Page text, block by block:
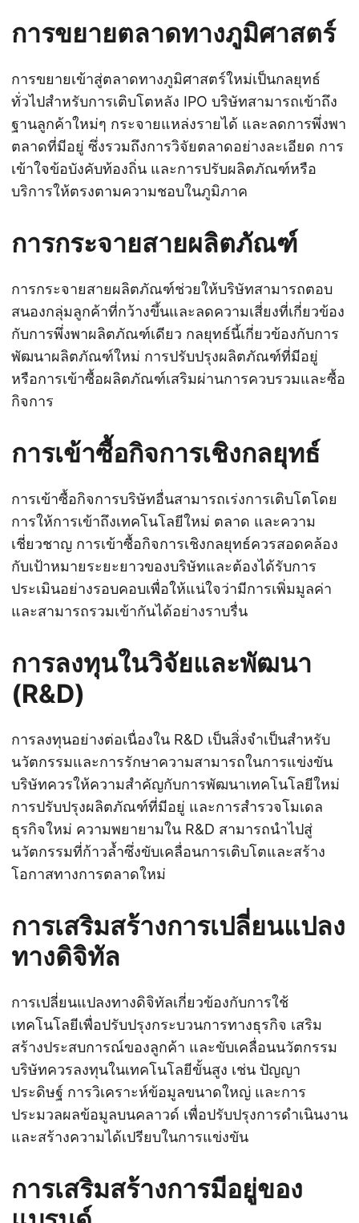
การขยายตลาดทางภูมิศาสตร์
การขยายเข้าสู่ตลาดทางภูมิศาสตร์ใหม่เป็นกลยุทธ์
ทั่วไปสำหรับการเติบโตหลัง IPO บริษัทสามารถเข้าถึง
ฐานลูกค้าใหม่ๆ กระจายแหล่งรายได้ และลดการพึ่งพา
ตลาดที่มีอยู่ ซึ่งรวมถึงการวิจัยตลาดอย่างละเอียด การ
เข้าใจข้อบังคับท้องถิ่น และการปรับผลิตภัณฑ์หรือ
บริการให้ตรงตามความชอบในภูมิภาค
การกระจายสายผลิตภัณฑ์
การกระจายสายผลิตภัณฑ์ช่วยให้บริษัทสามารถตอบ
สนองกลุ่มลูกค้าที่กว้างขึ้นและลดความเสี่ยงที่เกี่ยวข้อง
กับการพึ่งพาผลิตภัณฑ์เดียว กลยุทธ์นี้เกี่ยวข้องกับการ
พัฒนาผลิตภัณฑ์ใหม่ การปรับปรุงผลิตภัณฑ์ที่มีอยู่
หรือการเข้าซื้อผลิตภัณฑ์เสริมผ่านการควบรวมและซื้อ
กิจการ
การเข้าซื้อกิจการเชิงกลยุทธ์
การเข้าซื้อกิจการบริษัทอื่นสามารถเร่งการเติบโตโดย
การให้การเข้าถึงเทคโนโลยีใหม่ ตลาด และความ
เชี่ยวชาญ การเข้าซื้อกิจการเชิงกลยุทธ์ควรสอดคล้อง
กับเป้าหมายระยะยาวของบริษัทและต้องได้รับการ
ประเมินอย่างรอบคอบเพื่อให้แน่ใจว่ามีการเพิ่มมูลค่า
และสามารถรวมเข้ากันได้อย่างราบรื่น
การลงทุนในวิจัยและพัฒนา
(R&D)
การลงทุนอย่างต่อเนื่องใน R&D เป็นสิ่งจำเป็นสำหรับ
นวัตกรรมและการรักษาความสามารถในการแข่งขัน
บริษัทควรให้ความสำคัญกับการพัฒนาเทคโนโลยีใหม่
การปรับปรุงผลิตภัณฑ์ที่มีอยู่ และการสำรวจโมเดล
ธุรกิจใหม่ ความพยายามใน R&D สามารถนำไปสู่
นวัตกรรมที่ก้าวล้ำซึ่งขับเคลื่อนการเติบโตและสร้าง
โอกาสทางการตลาดใหม่
การเสริมสร้างการเปลี่ยนแปลง
ทางดิจิทัล
การเปลี่ยนแปลงทางดิจิทัลเกี่ยวข้องกับการใช้
เทคโนโลยีเพื่อปรับปรุงกระบวนการทางธุรกิจ เสริม
สร้างประสบการณ์ของลูกค้า และขับเคลื่อนนวัตกรรม
บริษัทควรลงทุนในเทคโนโลยีขั้นสูง เช่น ปัญญา
ประดิษฐ์ การวิเคราะห์ข้อมูลขนาดใหญ่ และการ
ประมวลผลข้อมูลบนคลาวด์ เพื่อปรับปรุงการดำเนินงาน
และสร้างความได้เปรียบในการแข่งขัน
การเสริมสร้างการมีอยู่ของ